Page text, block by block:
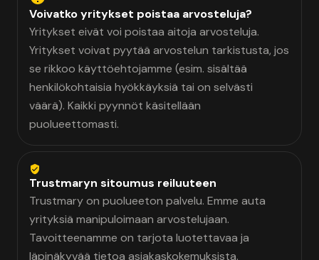
Voivatko yritykset poistaa arvosteluja?
Yritykset eivät voi poistaa aitoja arvosteluja.
Yritykset voivat pyytää arvostelun tarkistusta, jos
se rikkoo käyttöehtojamme (esim. sisältää
henkilökohtaisia hyökkäyksiä tai on selvästi
väärä). Kaikki pyynnöt käsitellään
puolueettomasti.
Trustmaryn sitoumus reiluuteen
Trustmary on puolueeton palvelu. Emme auta
yrityksiä manipuloimaan arvostelujaan.
Tavoitteenamme on tarjota luotettavaa ja
läpinäkyvää tietoa asiakaskokemuksista.